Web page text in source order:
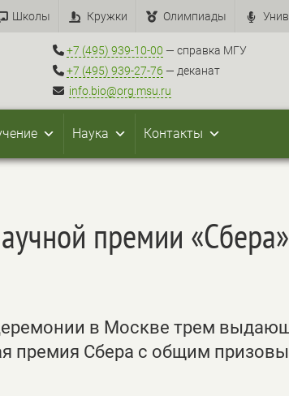
Школы Кружки Олимпиады
+7 (495) 939-10-00 — справка МГУ
+7 (495) 939-27-76 — деканат
info.bio@org.msu.ru
Наука Контакты
премии «Сбера»
в Москве трем
премия Сбера с общим